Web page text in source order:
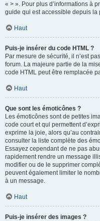
« > ». Pour plus d’informations à
guide qui est accessible depuis la
Haut
Puis-je insérer du code HTML ?
Par mesure de sécurité, il n’est
forum. La majeure partie de la
code HTML peut être remplacée
Haut
Que sont les émoticônes ?
Les émoticônes sont de petites
code court et qui permettent
exprime la joie, alors qu’au
consulter la liste complète des
Essayez cependant de ne pas
rapidement rendre un message
modifier ou de le supprimer
peuvent également limiter le
à un message.
Haut
Puis-je insérer des images ?